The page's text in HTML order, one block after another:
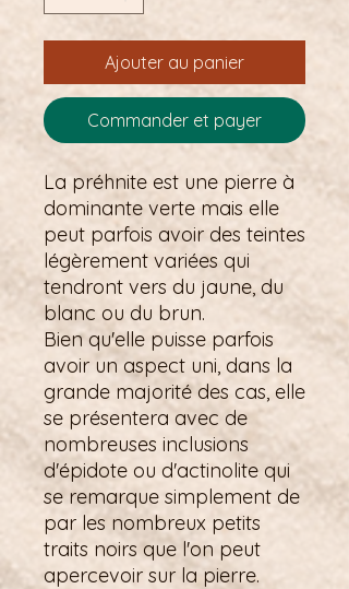
Ajouter au panier
Commander et payer
La préhnite est une pierre à
dominante verte mais elle
peut parfois avoir des teintes
légèrement variées qui
tendront vers du jaune, du
blanc ou du brun.
Bien qu'elle puisse parfois
avoir un aspect uni, dans la
grande majorité des cas, elle
se présentera avec de
nombreuses inclusions
d'épidote ou d'actinolite qui
se remarque simplement de
par les nombreux petits
traits noirs que l'on peut
apercevoir sur la pierre.